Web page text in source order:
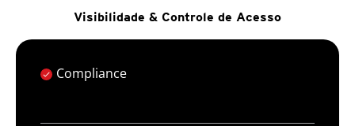
Visibilidade & Controle de Acesso
Compliance